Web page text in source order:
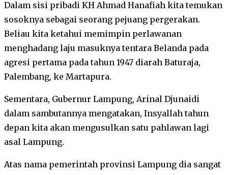
Dalam sisi pribadi KH Ahmad Hanafiah kita temukan
sosoknya sebagai seorang pejuang pergerakan.
Beliau kita ketahui memimpin perlawanan
menghadang laju masuknya tentara Belanda pada
agresi pertama pada tahun 1947 diarah Baturaja,
Palembang, ke Martapura.
Sementara, Gubernur Lampung, Arinal Djunaidi
dalam sambutannya mengatakan, Insyallah tahun
depan kita akan mengusulkan satu pahlawan lagi
asal Lampung.
Atas nama pemerintah provinsi Lampung dia sangat